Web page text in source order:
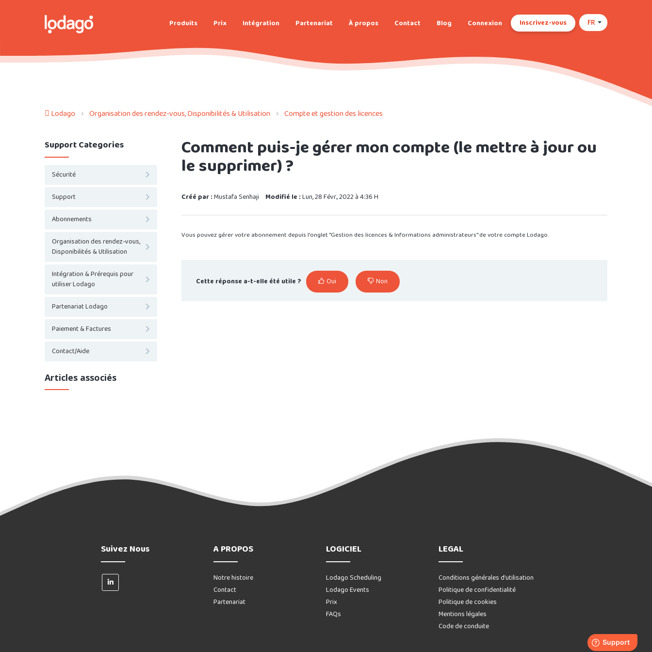
Produits Prix Intégration Partenariat À propos Contact Blog Connexion Inscrivez-vous FR
Lodago Organisation des rendez-vous, Disponibilités & Utilisation Compte et gestion des licences
Support Categories
Sécurité
Support
Abonnements
Organisation des rendez-vous,
Disponibilités & Utilisation
Intégration & Prérequis pour
utiliser Lodago
Partenariat Lodago
Paiement & Factures
Contact/Aide
Articles associés
Comment puis-je gérer mon compte (le mettre à jour ou
le supprimer) ?
Créé par :Mustafa Senhaji Modifié le :Lun, 28 Févr., 2022 à 4:36 H
Vous pouvez gérer votre abonnement depuis l'onglet "Gestion des licences & Informations administrateurs" de votre compte Lodago.
Cette réponse a-t-elle été utile ? Oui Non
Suivez Nous A PROPOS
Notre histoire
Contact
Partenariat
LOGICIEL
Lodago Scheduling
Lodago Events
Prix
FAQs
LEGAL
Conditions générales d’utilisation
Politique de confidentialité
Politique de cookies
Mentions légales
Code de conduite